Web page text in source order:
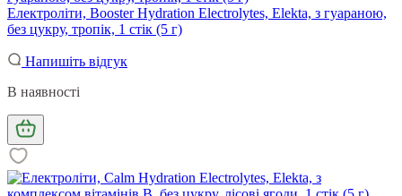
Електроліти, Booster Hydration Electrolytes, Elekta, з гуараною,
без цукру, тропік, 1 стік (5 г)
Напишіть відгук
В наявності